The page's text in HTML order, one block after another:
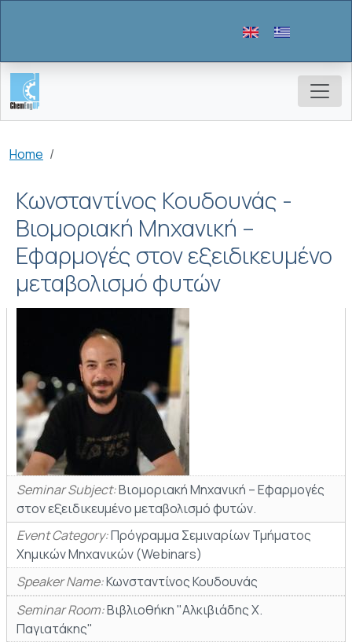
Breadcrumb
Home
Κωνσταντίνος Κουδουνάς -
Βιομοριακή Μηχανική –
Εφαρμογές στον εξειδικευμένο
μεταβολισμό φυτών
Seminar Subject:Βιομοριακή Μηχανική – Εφαρμογές
στον εξειδικευμένο μεταβολισμό φυτών.
Event Category:Πρόγραμμα Σεμιναρίων Τμήματος
Χημικών Μηχανικών (Webinars)
Speaker Name:Κωνσταντίνος Κουδουνάς
Seminar Room:Βιβλιοθήκη "Αλκιβιάδης Χ.
Παγιατάκης"